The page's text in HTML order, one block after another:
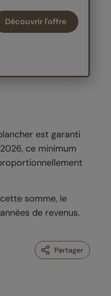
Découvrir l'offre
est garanti
ce minimum
somme, le
de revenus.
Partager